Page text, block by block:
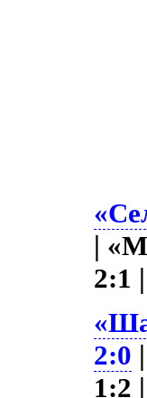
|
2:1
2:0
1:2